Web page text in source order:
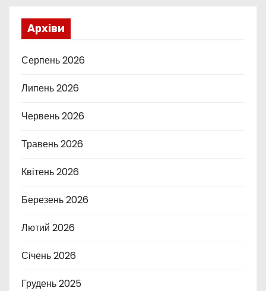
Архіви
Серпень 2026
Липень 2026
Червень 2026
Травень 2026
Квітень 2026
Березень 2026
Лютий 2026
Січень 2026
Грудень 2025